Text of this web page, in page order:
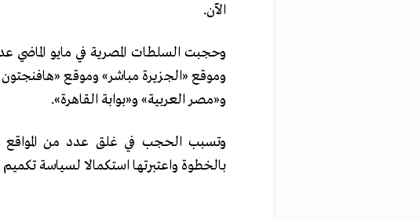
الآن.
وحجبت السلطات المصرية في مايو الماضي
و«مصر العربية» و«بوابة القاهرة».
وتسبب الحجب في غلق عدد من المواقع
بالخطوة واعتبرتها استكمالا لسياسة